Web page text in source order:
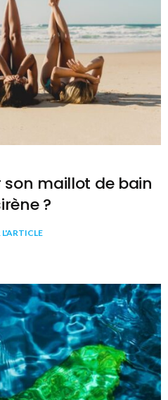
maillot de bain
?